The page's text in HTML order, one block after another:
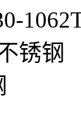
锈钢